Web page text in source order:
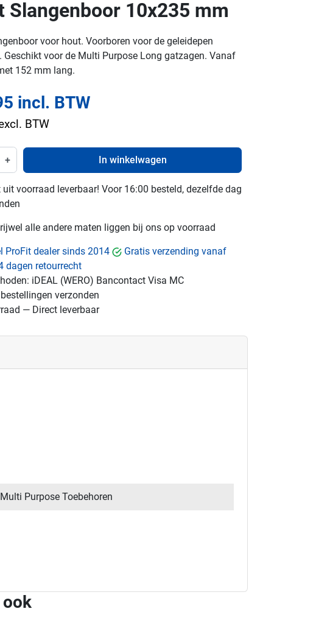
Slangenboor 10x235 mm
voor hout. Voorboren voor de geleidepen
Geschikt voor de Multi Purpose Long gatzagen. Vanaf
152 mm lang.
incl. BTW
BTW
+ In winkelwagen
uit voorraad leverbaar! Voor 16:00 besteld, dezelfde dag
alle andere maten liggen bij ons op voorraad
ProFit dealer sinds 2014
Gratis verzending vanaf
dagen retourrecht
iDEAL (WERO) Bancontact Visa MC
verzonden
— Direct leverbaar
Multi Purpose Toebehoren